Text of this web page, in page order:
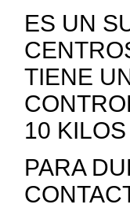
ES UN
TIENE
10
PARA